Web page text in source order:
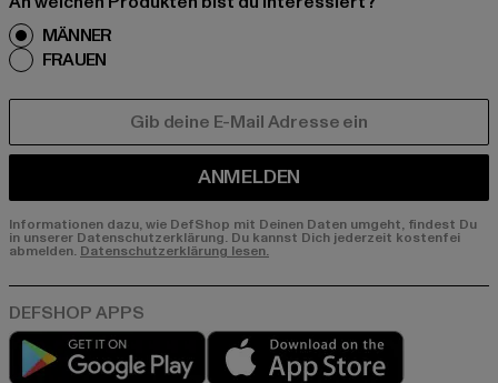
MÄNNER
FRAUEN
ANMELDEN
Informationen dazu, wie DefShop mit Deinen Daten umgeht, findest Du
in unserer Datenschutzerklärung. Du kannst Dich jederzeit kostenfei
abmelden. Datenschutzerklärung lesen.
Play market